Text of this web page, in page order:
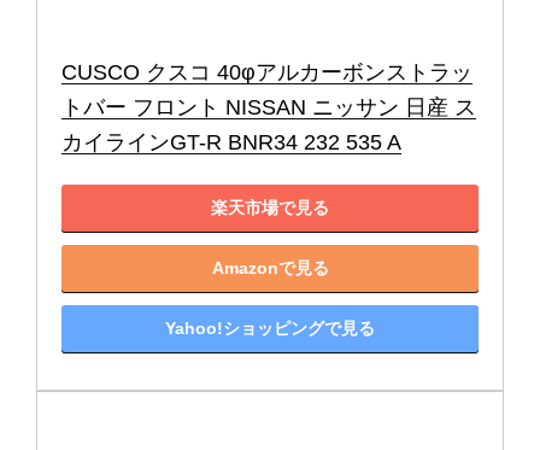
CUSCO クスコ 40φアルカーボンストラッ
トバー フロント NISSAN ニッサン 日産 ス
カイラインGT-R BNR34 232 535 A
楽天市場で見る
Amazonで見る
Yahoo!ショッピングで見る